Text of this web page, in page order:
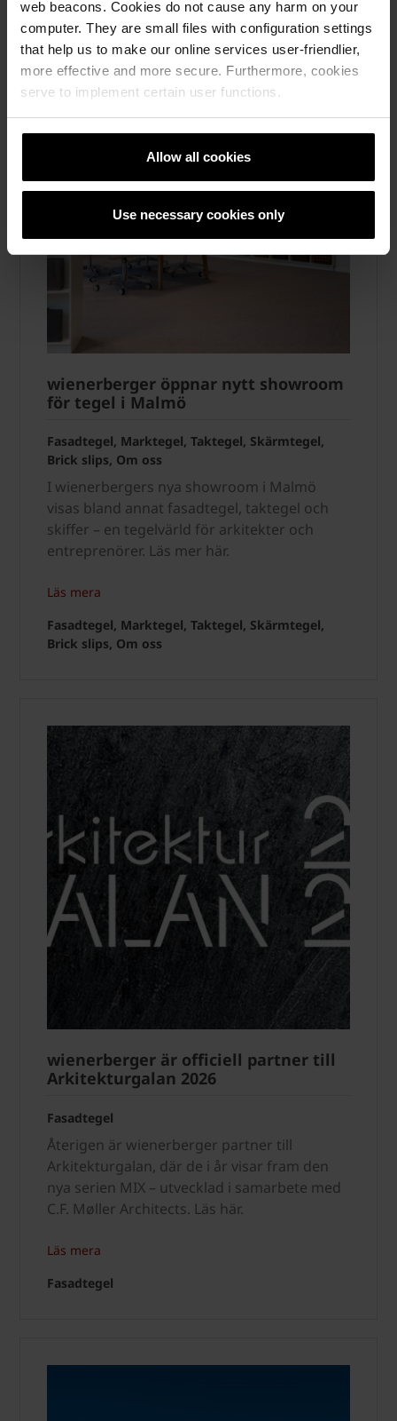
web beacons. Cookies do not cause any harm on your
computer. They are small files with configuration settings
that help us to make our online services user-friendlier,
more effective and more secure. Furthermore, cookies
serve to implement certain user functions.
Allow all cookies
Use necessary cookies only
wienerberger öppnar nytt showroom
för tegel i Malmö
Fasadtegel, Marktegel, Taktegel, Skärmtegel,
Brick slips, Om oss
I wienerbergers nya showroom i Malmö
visas bland annat fasadtegel, taktegel och
skiffer – en tegelvärld för arkitekter och
entreprenörer. Läs mer här.
Läs mera
Fasadtegel, Marktegel, Taktegel, Skärmtegel,
Brick slips, Om oss
wienerberger är officiell partner till
Arkitekturgalan 2026
Fasadtegel
Återigen är wienerberger partner till
Arkitekturgalan, där de i år visar fram den
nya serien MIX – utvecklad i samarbete med
C.F. Møller Architects. Läs här.
Läs mera
Fasadtegel